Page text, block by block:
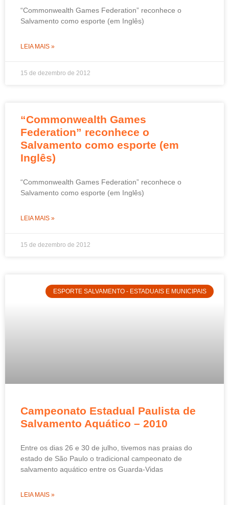
“Commonwealth Games Federation” reconhece o
Salvamento como esporte (em Inglês)
LEIA MAIS »
15 de dezembro de 2012
“Commonwealth Games
Federation” reconhece o
Salvamento como esporte (em
Inglês)
“Commonwealth Games Federation” reconhece o
Salvamento como esporte (em Inglês)
LEIA MAIS »
15 de dezembro de 2012
ESPORTE SALVAMENTO - ESTADUAIS E MUNICIPAIS
Campeonato Estadual Paulista de
Salvamento Aquático – 2010
Entre os dias 26 e 30 de julho, tivemos nas praias do
estado de São Paulo o tradicional campeonato de
salvamento aquático entre os Guarda-Vidas
LEIA MAIS »